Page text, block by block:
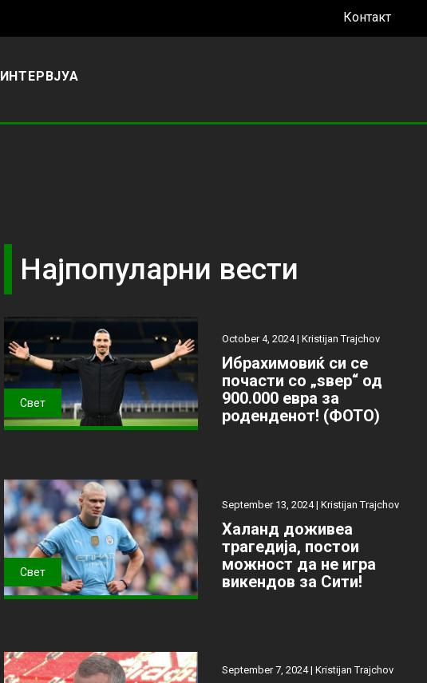
Контакт
ИНТЕРВЈУА
Најпопуларни вести
Свет
October 4, 2024 | Kristijan Trajchov
Ибрахимовиќ си се
почасти со „ѕвер“ од
900.000 евра за
роденденот! (ФОТО)
Свет
September 13, 2024 | Kristijan Trajchov
Халанд доживеа
трагедија, постои
можност да не игра
викендов за Сити!
September 7, 2024 | Kristijan Trajchov